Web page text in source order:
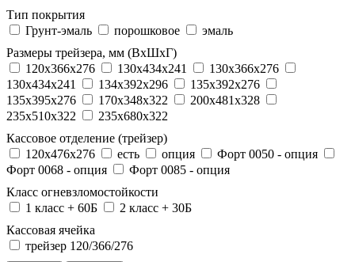
Тип покрытия
Грунт-эмаль
порошковое
эмаль
Размеры трейзера, мм (ВхШхГ)
120x366x276
130x434x241
130х366х276
130х434х241
134x392x296
135x392x276
135x395x276
170x348x322
200x481x328
235x510x322
235x680x322
Кассовое отделение (трейзер)
120х476х276
есть опция
Форт 0050 - опция
Форт 0068 - опция
Форт 0085 - опция
Класс огневзломостойкости
1 класс + 60Б
2 класс + 30Б
Кассовая ячейка
трейзер 120/366/276